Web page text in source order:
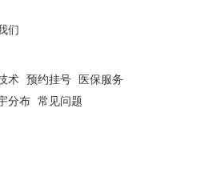
息以院方当日公布信息为准
们
术 预约挂号
医保服务
分布 常见问题